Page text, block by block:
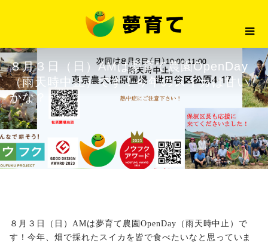
最新情報
最新情報
８月３日（日）AMは夢育て農園OpenDay
（雨天時中止）です！今年のスイカは甘い
かな？
８月３日（日）AMは夢育て農園OpenDay（雨天時中止）で
す！今年、畑で採れたスイカを皆で食べたいなと思っていま